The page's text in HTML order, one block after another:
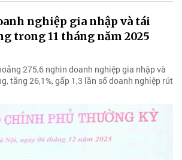
nghiệp gia nhập và tái
trong 11 tháng năm 2025
275,6 nghìn doanh nghiệp gia nhập và
tăng 26,1%, gấp 1,3 lần số doanh nghiệp rút